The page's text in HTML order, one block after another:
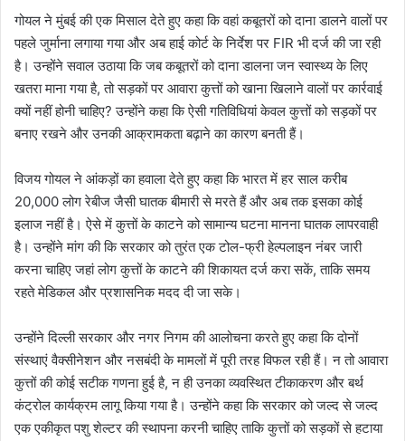
गोयल ने मुंबई की एक मिसाल देते हुए कहा कि वहां कबूतरों को दाना डालने वालों पर
पहले जुर्माना लगाया गया और अब हाई कोर्ट के निर्देश पर FIR भी दर्ज की जा रही
है। उन्होंने सवाल उठाया कि जब कबूतरों को दाना डालना जन स्वास्थ्य के लिए
खतरा माना गया है, तो सड़कों पर आवारा कुत्तों को खाना खिलाने वालों पर कार्रवाई
क्यों नहीं होनी चाहिए? उन्होंने कहा कि ऐसी गतिविधियां केवल कुत्तों को सड़कों पर
बनाए रखने और उनकी आक्रामकता बढ़ाने का कारण बनती हैं।
विजय गोयल ने आंकड़ों का हवाला देते हुए कहा कि भारत में हर साल करीब
20,000 लोग रेबीज जैसी घातक बीमारी से मरते हैं और अब तक इसका कोई
इलाज नहीं है। ऐसे में कुत्तों के काटने को सामान्य घटना मानना घातक लापरवाही
है। उन्होंने मांग की कि सरकार को तुरंत एक टोल-फ्री हेल्पलाइन नंबर जारी
करना चाहिए जहां लोग कुत्तों के काटने की शिकायत दर्ज करा सकें, ताकि समय
रहते मेडिकल और प्रशासनिक मदद दी जा सके।
उन्होंने दिल्ली सरकार और नगर निगम की आलोचना करते हुए कहा कि दोनों
संस्थाएं वैक्सीनेशन और नसबंदी के मामलों में पूरी तरह विफल रही हैं। न तो आवारा
कुत्तों की कोई सटीक गणना हुई है, न ही उनका व्यवस्थित टीकाकरण और बर्थ
कंट्रोल कार्यक्रम लागू किया गया है। उन्होंने कहा कि सरकार को जल्द से जल्द
एक एकीकृत पशु शेल्टर की स्थापना करनी चाहिए ताकि कुत्तों को सड़कों से हटाया